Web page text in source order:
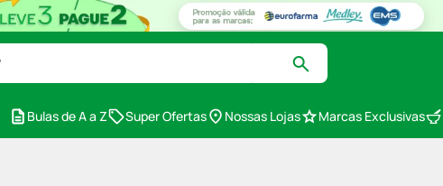
Bulas de A a Z Super Ofertas Nossas Lojas Marcas Exclusivas